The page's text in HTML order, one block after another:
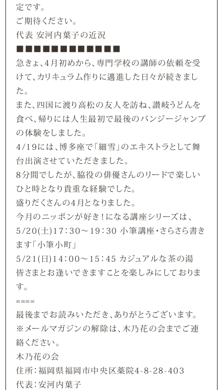
定です。
ご期待ください。
代表 安河内葉子の近況
■■■■■■■■■■■■
急きょ、4月初めから、専門学校の講師の依頼を受
けて、カリキュラム作りに邁進した日々が続きまし
た。
また、四国に渡り高松の友人を訪ね、讃岐うどんを
食べ、帰りには人生最初で最後のバンジージャンプ
の体験をしました。
4/19には、博多座で「細雪」のエキストラとして舞
台出演させていただきました。
8分間でしたが、脇役の俳優さんのリードで楽しい
ひと時となり貴重な経験でした。
盛りだくさんの4月となりました。
今月のニッポンが好き！になる講座シリーズは、
5/20(土)17：30～19：30 小筆講座・さらさら書き
ます「小筆小町」
5/21(日)14：00～15：45 カジュアルな茶の湯
皆さまとお逢いできますことを楽しみにしておりま
す。
====
最後までお読みいただき、ありがとうございます。
※メールマガジンの解除は、木乃花の会までご連
絡ください。
木乃花の会
住所：福岡県福岡市中央区薬院4-8-28-403
代表：安河内葉子